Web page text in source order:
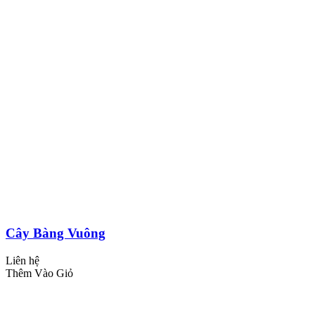
Cây Bàng Vuông
Liên hệ
Thêm Vào Giỏ